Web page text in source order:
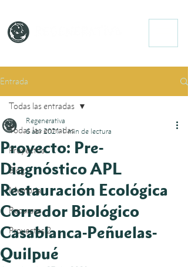
Entrada
Todas las entradas
Proyectos
Blog
Memoria
Recursos
Proyectos 2
Todas las entradas
Proyecto: Pre-
Diagnóstico APL
Restauración Ecológica
Corredor Biológico
Casablanca-Peñuelas-
Quilpué
Regenerativa
6 abr 2021 1 min de lectura